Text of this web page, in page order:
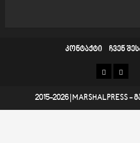
კონტაქტი ჩვენ
კონტაქტი
ჩვენ
2015-2026 MARSHALPRESS-